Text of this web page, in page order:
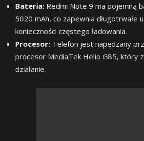
Bateria: Redmi Note 9 ma pojemną
5020 mAh, co zapewnia długotrwałe
konieczności częstego ładowania.
Procesor: Telefon jest napędzany
procesor MediaTek Helio G85, który
działanie.